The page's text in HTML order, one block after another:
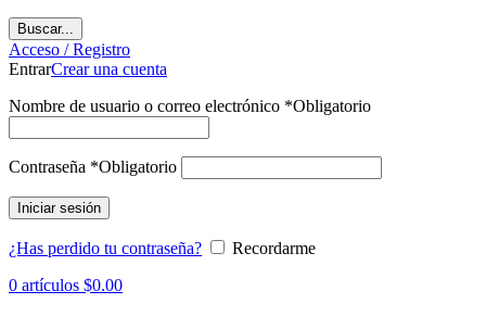
Buscar...
Acceso / Registro
EntrarCrear una cuenta
Nombre de usuario o correo electrónico *Obligatorio
Contraseña *Obligatorio
Iniciar sesión
¿Has perdido tu contraseña?
Recordarme
0 artículos $0.00